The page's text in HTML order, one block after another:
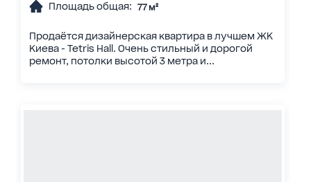
Площадь общая: 77 м²
Продаётся дизайнерская квартира в лучшем ЖК
Киева - Tetris Hall. Очень стильный и дорогой
ремонт, потолки высотой 3 метра и...